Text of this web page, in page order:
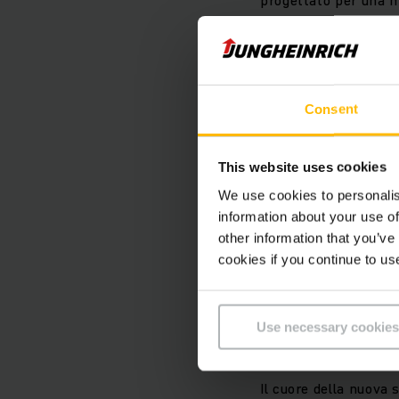
Consent
This website uses cookies
We use cookies to
information about your use
other information that
cookies if you continue to
Use necessary
un'intralogistica
L'aumento delle
spinto il magazzino
logistici più
strutture e i
materiali risultante
Insieme, si è deciso
modernizzati
termineper Wacker
Il cuore della nuova